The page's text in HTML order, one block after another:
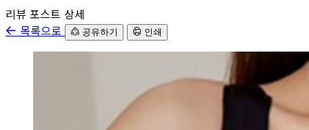
본문으로 바로가기
리뷰 포스트 상세
목록으로
공유하기 인쇄